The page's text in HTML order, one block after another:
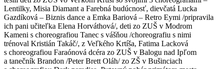
Lentilky, Misia Diamant a Farebná budúcnosť, dievčatá Lucka
Gazdíková – Biznis dance a Emka Bariová – Retro Eymi /pripravila
ich pani učiteľka Elena Horváthová/, deti zo ZUŠ v Modrom
Kameni s choreografiou Tanec s vášňou /choreografiu s nimi
trénoval Kristián Takáč/, z Veľkého Krtíša, Fatima Lacková
s choreografiou Faraónová dcéra zo ZUŠ v Balogu nad Ipľom
a tanečník Brandon /Peter Brett Oláh/ zo ZŠ v Bušinciach